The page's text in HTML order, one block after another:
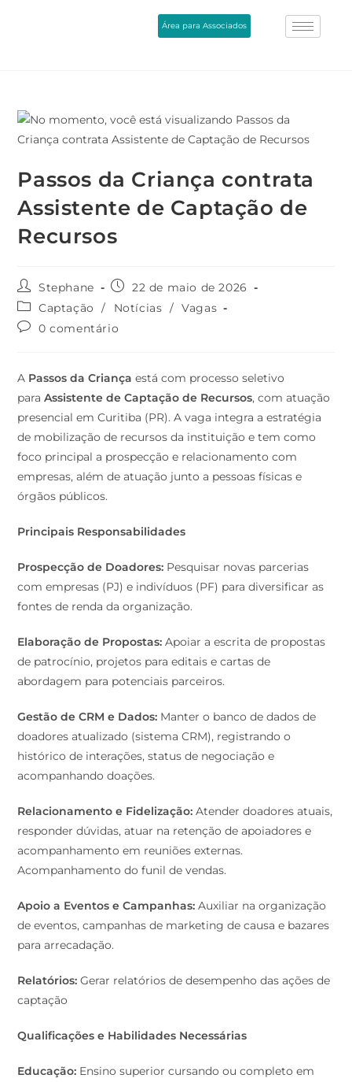
Área para Associados
Passos da Criança contrata
Assistente de Captação de
Recursos
Stephane
22 de maio de 2026
Captação
/ Notícias / Vagas
0 comentário
A Passos da Criança está com processo seletivo
paraAssistente de Captação de Recursos, com atuação
presencial em Curitiba (PR). A vaga integra a estratégia
de mobilização de recursos da instituição e tem como
foco principal a prospecção e relacionamento com
empresas, além de atuação junto a pessoas físicas e
órgãos públicos.
Principais Responsabilidades
Prospecção de Doadores: Pesquisar novas parcerias
com empresas (PJ) e indivíduos (PF) para diversificar as
fontes de renda da organização.
Elaboração de Propostas: Apoiar a escrita de propostas
de patrocínio, projetos para editais e cartas de
abordagem para potenciais parceiros.
Gestão de CRM e Dados: Manter o banco de dados de
doadores atualizado (sistema CRM), registrando o
histórico de interações, status de negociação e
acompanhando doações.
Relacionamento e Fidelização: Atender doadores atuais,
responder dúvidas, atuar na retenção de apoiadores e
acompanhamento em reuniões externas.
Acompanhamento do funil de vendas.
Apoio a Eventos e Campanhas: Auxiliar na organização
de eventos, campanhas de marketing de causa e bazares
para arrecadação.
Relatórios: Gerar relatórios de desempenho das ações de
captação
Qualificações e Habilidades Necessárias
Educação: Ensino superior cursando ou completo em